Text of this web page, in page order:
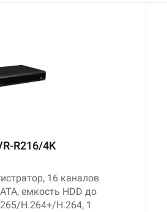
R216/4K
16 каналов
емкость HDD до
H.264+/H.264, 1